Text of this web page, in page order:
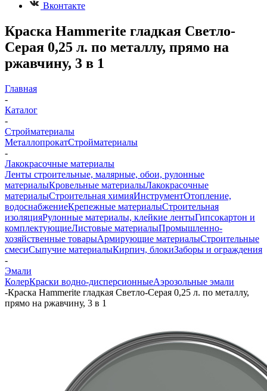
Вконтакте
Краска Hammerite гладкая Светло-
Серая 0,25 л. по металлу, прямо на
ржавчину, 3 в 1
Главная
-
Каталог
-
Стройматериалы
МеталлопрокатСтройматериалы
-
Лакокрасочные материалы
Ленты строительные, малярные, обои, рулонные
материалыКровельные материалыЛакокрасочные
материалыСтроительная химияИнструментОтопление,
водоснабжениеКрепежные материалыСтроительная
изоляцияРулонные материалы, клейкие лентыГипсокартон и
комплектующиеЛистовые материалыПромышленно-
хозяйственные товарыАрмирующие материалыСтроительные
смесиСыпучие материалыКирпич, блокиЗаборы и ограждения
-
Эмали
КолерКраски водно-дисперсионныеАэрозольные эмали
-Краска Hammerite гладкая Светло-Серая 0,25 л. по металлу,
прямо на ржавчину, 3 в 1